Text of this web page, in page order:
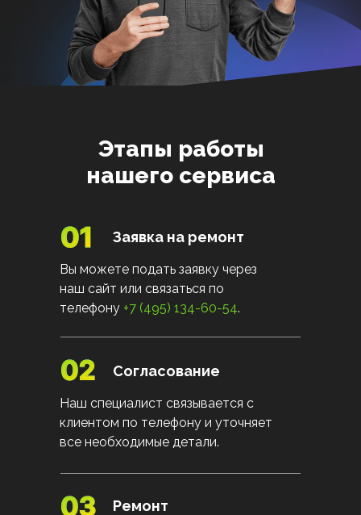
Этапы работы
нашего сервиса
Заявка на ремонт
Вы можете подать заявку через
наш сайт или связаться по
телефону +7 (495) 134-60-54.
Согласование
Наш специалист связывается с
клиентом по телефону и уточняет
все необходимые детали.
Ремонт